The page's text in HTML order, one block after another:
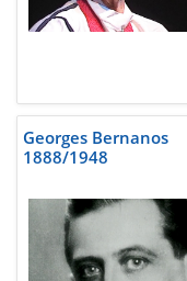
Georges Bernanos
1888/1948